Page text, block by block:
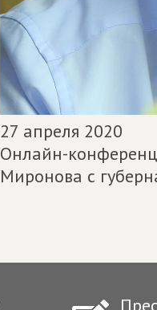
27 апреля 2020
Онлайн-
Миронова с